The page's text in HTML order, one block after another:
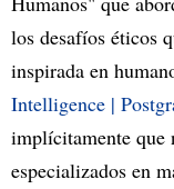
los desafíos éticos
inspirada en
Intelligence |
implícitamente que
especializados en